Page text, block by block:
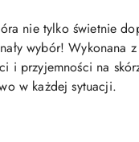
nie tylko świetnie
wybór! Wykonana
i przyjemności na
w każdej sytuacji.